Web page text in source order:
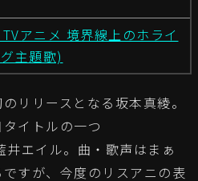
アニメ 境界線上のホライ
主題歌)
リリースとなる坂本真綾。
イトルの一つ
エイル。曲・歌声はまぁ
すが、今度のリスアニの表